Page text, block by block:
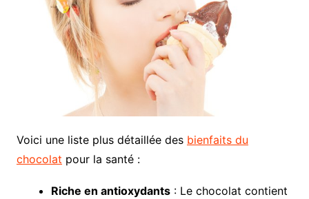
Voici une liste plus détaillée des bienfaits du
chocolat pour la santé :
Riche en antioxydants: Le chocolat contient